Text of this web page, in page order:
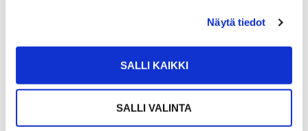
Näytä tiedot
SALLI KAIKKI
SALLI VALINTA
Sp-Koti Seinäjoki